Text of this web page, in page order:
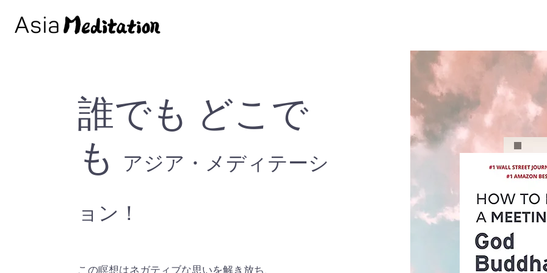
誰でも どこで
も アジア・メディテーシ
ョン！
この瞑想はネガティブな思いを解き放ち、